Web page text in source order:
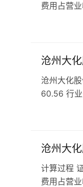
费用占营
沧州大
沧州大化
60.56 行
沧州大
计算过程
费用占营